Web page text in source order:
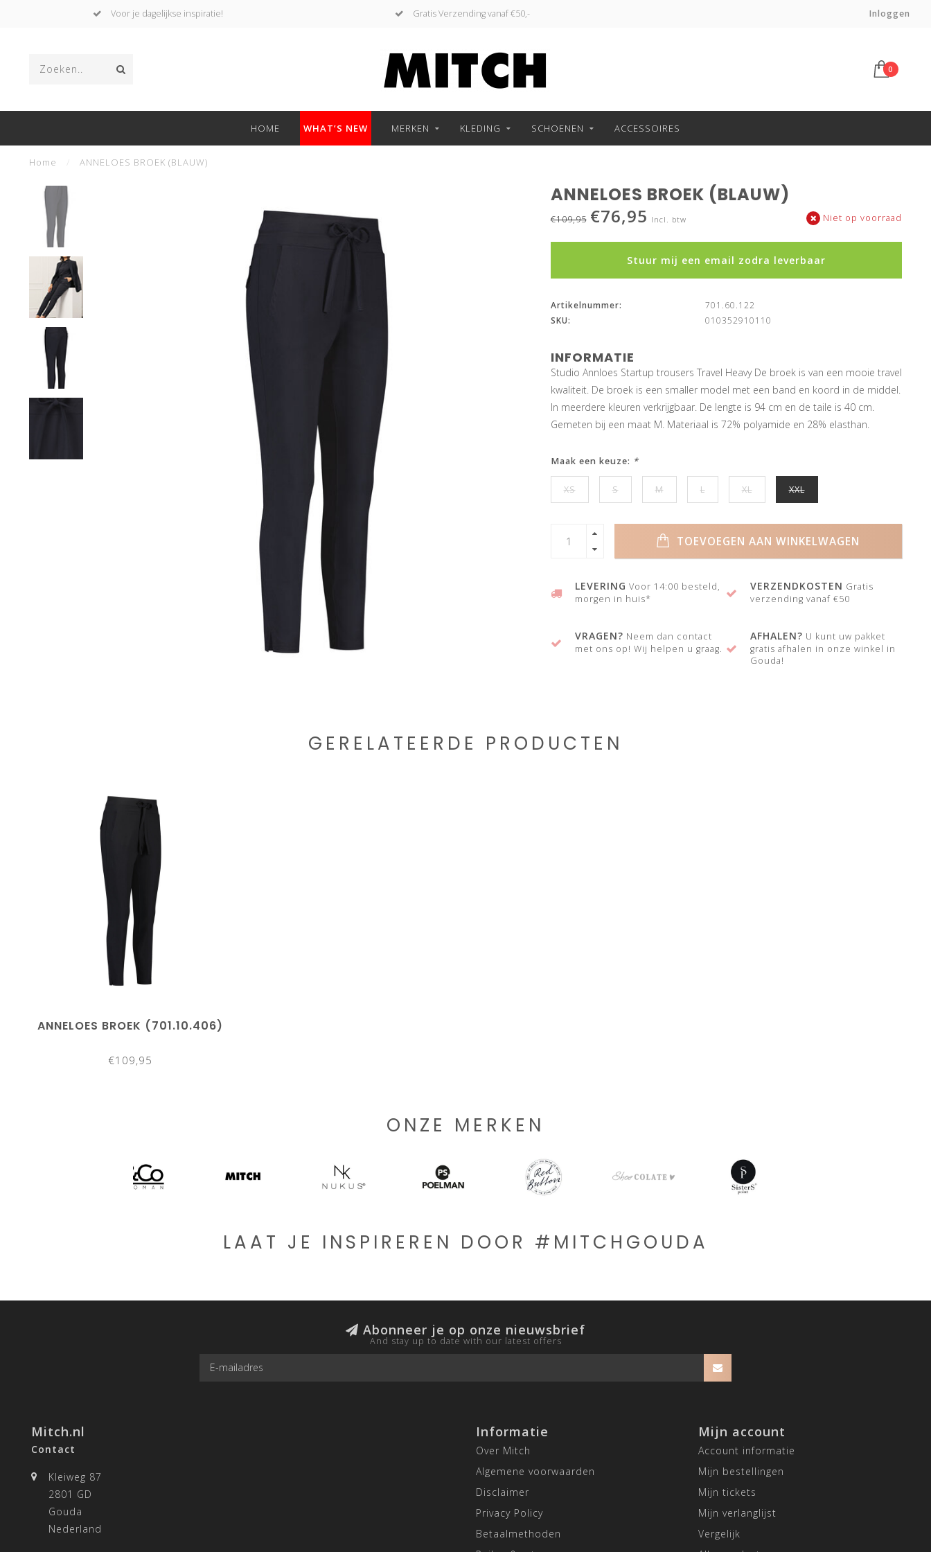
Voor je dagelijkse inspiratie! Gratis Verzending vanaf €50,- Inloggen
0
HOME WHAT’S NEW MERKEN KLEDING SCHOENEN ACCESSOIRES
Home ANNELOES BROEK (BLAUW)
ANNELOES BROEK (BLAUW)
€109,95 €76,95 Incl. btw Niet op voorraad
Stuur mij een email zodra leverbaar
Artikelnummer:
701.60.122
SKU:
010352910110
INFORMATIE
Studio Annloes Startup trousers Travel Heavy De broek is van een mooie travel
kwaliteit. De broek is een smaller model met een band en koord in de middel.
In meerdere kleuren verkrijgbaar. De lengte is 94 cm en de taile is 40 cm.
Gemeten bij een maat M. Materiaal is 72% polyamide en 28% elasthan.
Maak een keuze: *
XS S M L XL XXL
TOEVOEGEN AAN WINKELWAGEN
LEVERING Voor 14:00 besteld,
morgen in huis*
VERZENDKOSTEN Gratis
verzending vanaf €50
VRAGEN? Neem dan contact
met ons op! Wij helpen u graag.
AFHALEN? U kunt uw pakket
gratis afhalen in onze winkel in
Gouda!
GERELATEERDE PRODUCTEN
ANNELOES BROEK (701.10.406)
€109,95
ONZE MERKEN
LAAT JE INSPIREREN DOOR #MITCHGOUDA
Abonneer je op onze nieuwsbrief
And stay up to date with our latest offers
Mitch.nl
Contact
Kleiweg 87
2801 GD
Gouda
Nederland
Informatie
Over Mitch
Algemene voorwaarden
Disclaimer
Privacy Policy
Betaalmethoden
Mijn account
Account informatie
Mijn bestellingen
Mijn tickets
Mijn verlanglijst
Vergelijk